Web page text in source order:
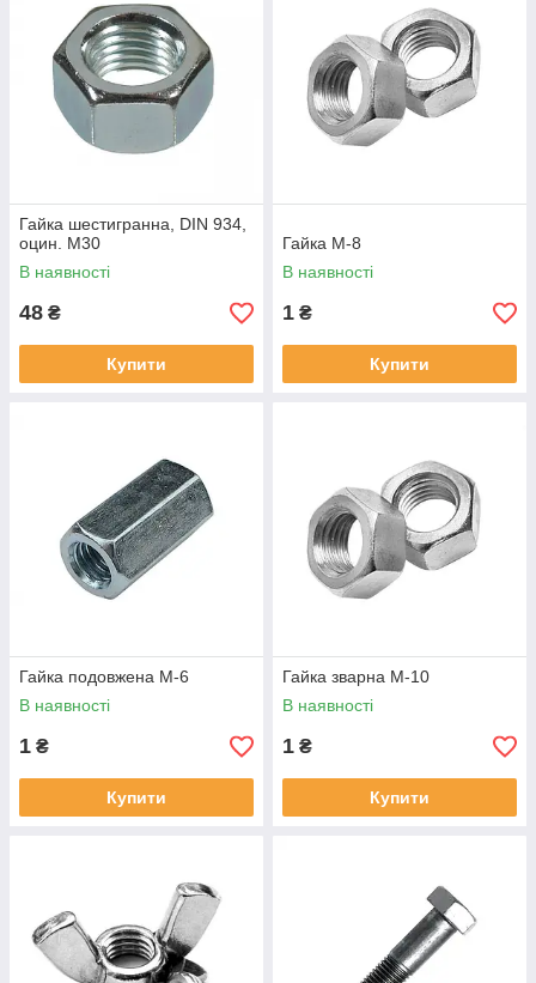
Гайка шестигранна, DIN 934,
оцин. М30
В наявності
48 ₴
Купити
Гайка М-8
В наявності
1 ₴
Купити
Гайка подовжена М-6
В наявності
1 ₴
Купити
Гайка зварна М-10
В наявності
1 ₴
Купити